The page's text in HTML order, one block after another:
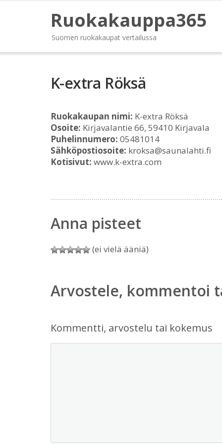
Ruokakauppa365
Suomen ruokakaupat vertailussa
K-extra Röksä
Ruokakaupan nimi: K-extra Röksä
Osoite: Kirjavalantie 66, 59410 Kirjavala
Puhelinnumero: 05481014
Sähköpostiosoite: kroksa@saunalahti.fi
Kotisivut: www.k-extra.com
Anna pisteet
(ei vielä ääniä)
Arvostele, kommentoi
Kommentti, arvostelu tai kokemus